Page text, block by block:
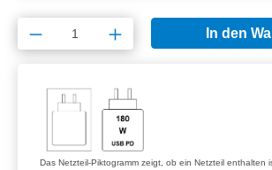
Produkt Anzahl: Gib den
In den
Das Netzteil-Piktogramm zeigt, ob ein Netzteil enthalten